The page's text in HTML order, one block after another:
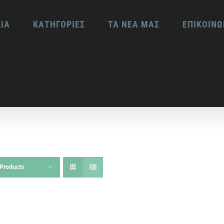
ΚΑΤΗΓΟΡΙΕΣ ΤΑ ΝΕΑ ΜΑΣ